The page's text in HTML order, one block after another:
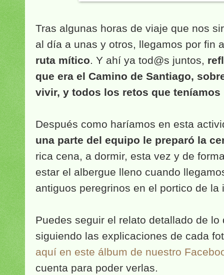
Tras algunas horas de viaje que nos
al día a unas y otros, llegamos por fin
ruta mítico. Y ahí ya tod@s juntos,
que era el Camino de Santiago,
vivir, y todos los retos que teníamos
Después como haríamos en esta
una parte del equipo le preparó la
rica cena, a dormir, esta vez y de
estar el albergue lleno cuando
antiguos peregrinos en el portico de la
Puedes seguir el relato detallado de
siguiendo las explicaciones de cada
aquí en este álbum de nuestro
cuenta para poder verlas.